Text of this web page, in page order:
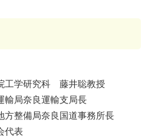
工学研究科 藤井聡教授
輸局奈良運輸支局長
方整備局奈良国道事務所長
代表